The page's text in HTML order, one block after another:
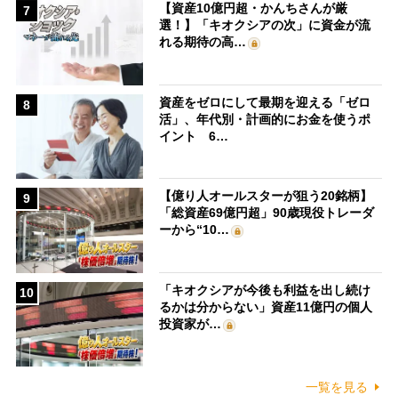
7
【資産10億円超・かんちさんが厳
選！】「キオクシアの次」に資金が流
れる期待の高…
8
資産をゼロにして最期を迎える「ゼロ
活」、年代別・計画的にお金を使うポ
イント 6…
9
【億り人オールスターが狙う20銘柄】
「総資産69億円超」90歳現役トレーダ
ーから“10…
10
「キオクシアが今後も利益を出し続け
るかは分からない」資産11億円の個人
投資家が…
一覧を見る